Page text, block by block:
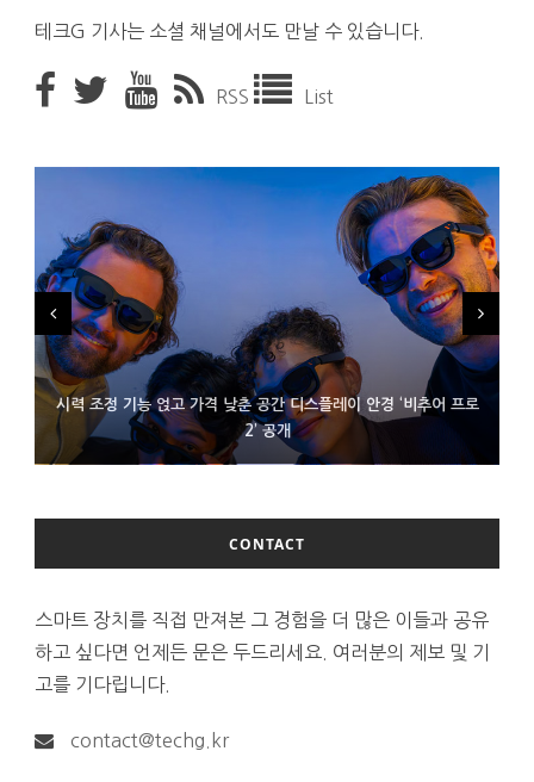
테크G 기사는 소셜 채널에서도 만날 수 있습니다.
RSS List
시력 조정 기능 얹고 가격 낮춘 공간 디스플레이 안경 ‘비추어 프로
2’ 공개
D램 부족에 10억달러어치 아이폰18 프로세서 패키징 대기 중
300~400달러 반지형 스피커 준비하는 오픈AI
CONTACT
스마트 장치를 직접 만져본 그 경험을 더 많은 이들과 공유
하고 싶다면 언제든 문은 두드리세요. 여러분의 제보 및 기
고를 기다립니다.
contact@techg.kr